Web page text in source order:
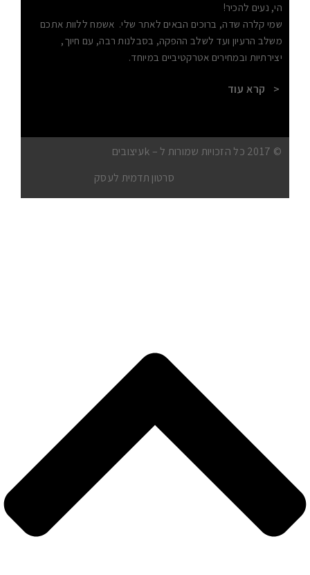
‫הי, נעים להכיר!‬
‫שמי קלרה שדה, ברוכים הבאים לאתר שלי.‬ ‫ אשמח ללוות אתכם
משלב הרעיון ועד לשלב ההפקה, בסבלנות רבה, עם חיוך,
יצירתיות ובמחירים אטרקטיביים במיוחד.‬
< קרא עוד
© 2017 כל הזכויות שמורות ל –
עיצובים
סרטון תדמית לעסק